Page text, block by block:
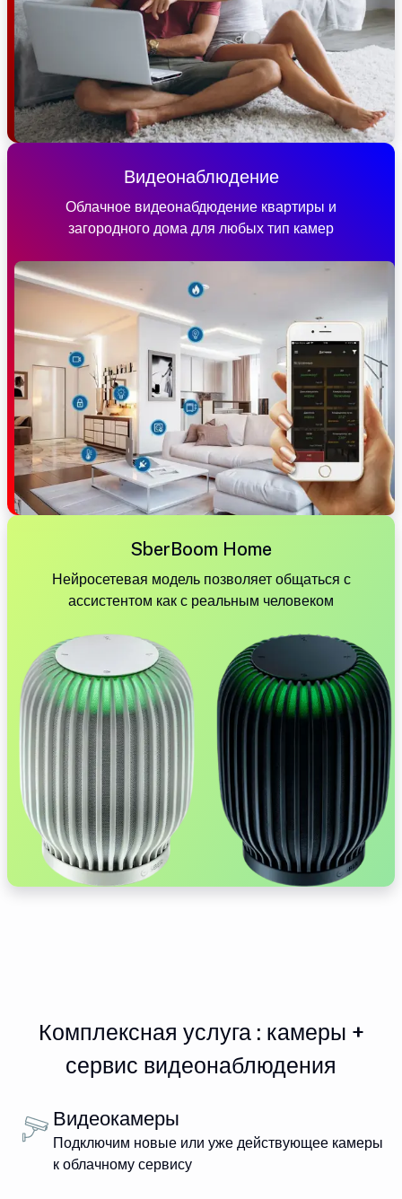
Видеонаблюдение
Облачное видеонабдюдение квартиры и
загородного дома для любых тип камер
SberBoom Home
Нейросетевая модель позволяет общаться с
ассистентом как с реальным человеком
Комплексная услуга : камеры +
сервис видеонаблюдения
Видеокамеры
Подключим новые или уже действующее камеры
к облачному сервису